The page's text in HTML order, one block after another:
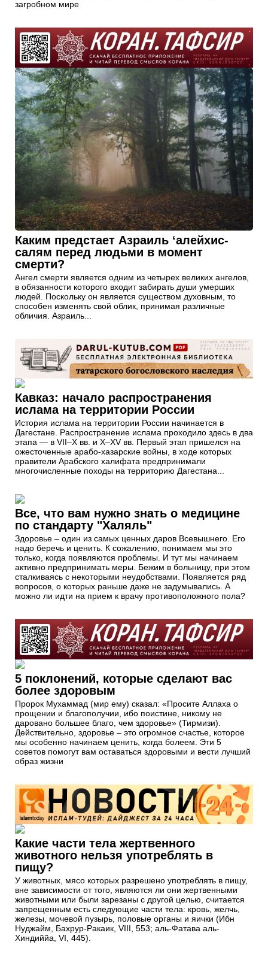
загробном мире
Каким предстает Азраиль ‘алейхис-
салям перед людьми в момент
смерти?
Ангел смерти является одним из четырех великих ангелов,
в обязанности которого входит забирать души умерших
людей. Поскольку он является существом духовным, то
способен изменять свой облик, принимая различные
обличия. Азраиль...
Кавказ: начало распространения
ислама на территории России
История ислама на территории России начинается в
Дагестане. Распространение ислама проходило здесь в два
этапа — в VII–X вв. и X–XV вв. Первый этап пришелся на
ожесточенные арабо-хазарские войны, в ходе которых
правители Арабского халифата предпринимали
многочисленные походы на территорию Дагестана...
Все, что вам нужно знать о медицине
по стандарту "Халяль"
Здоровье – один из самых ценных даров Всевышнего. Его
надо беречь и ценить. К сожалению, понимаем мы это
только, когда появляются проблемы. И тут мы начинаем
активно предпринимать меры. Бежим в больницу, при этом
сталкиваясь с некоторыми неудобствами. Появляется ряд
вопросов, о которых раньше даже не задумывались. А
можно ли идти на прием к врачу противоположного пола?
5 поклонений, которые сделают вас
более здоровым
Пророк Мухаммад (мир ему) сказал: «Просите Аллаха о
прощении и благополучии, ибо поистине, никому не
даровано большее благо, чем здоровье» (Тирмизи).
Действительно, здоровье – это огромное счастье, которое
мы особенно начинаем ценить, когда болеем. Эти 5
советов помогут вам оставаться здоровыми и вести лучший
образ жизни
Какие части тела жертвенного
животного нельзя употреблять в
пищу?
У животных, мясо которых разрешено употреблять в пищу,
вне зависимости от того, являются ли они жертвенными
животными или были зарезаны с другой целью, считается
запрещенным есть следующие части тела: кровь, желчь,
железы, мочевой пузырь, половые органы и яички (Ибн
Нуджайм, Бахрур-Ракаик, VIII, 553; аль-Фатава аль-
Хиндиййа, VI, 445).